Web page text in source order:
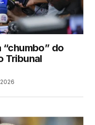
do
Tribunal